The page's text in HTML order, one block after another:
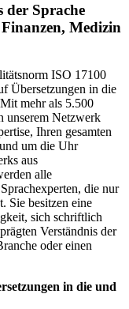
der Sprache
Medizin
ISO 17100
Übersetzungen in die
mehr als 5.500
unserem Netzwerk
Ihren gesamten
um die Uhr
aus
alle
die nur
Sie besitzen eine
sich schriftlich
Verständnis der
oder einen
in die und